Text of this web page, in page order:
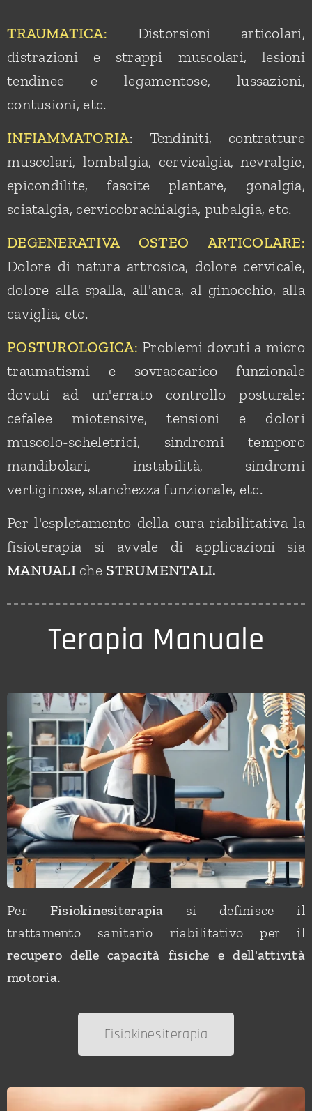
TRAUMATICA:
Distorsioni articolari,
distrazioni e strappi muscolari, lesioni
tendinee e legamentose, lussazioni,
contusioni, etc.
INFIAMMATORIA:
Tendiniti, contratture
muscolari, lombalgia, cervicalgia, nevralgie,
epicondilite, fascite plantare, gonalgia,
sciatalgia, cervicobrachialgia, pubalgia, etc.
DEGENERATIVA OSTEO ARTICOLARE:
Dolore di natura artrosica, dolore cervicale,
dolore alla spalla, all'anca, al ginocchio, alla
caviglia, etc.
POSTUROLOGICA: Problemi dovuti a micro
traumatismi e sovraccarico funzionale
dovuti ad un'errato controllo posturale:
cefalee miotensive, tensioni e dolori
muscolo-scheletrici, sindromi temporo
mandibolari, instabilità, sindromi
vertiginose, stanchezza funzionale, etc.
Per l'espletamento della cura riabilitativa la
fisioterapia si avvale di applicazioni
sia
MANUALI che STRUMENTALI.
Terapia Manuale
Per Fisiokinesiterapia si definisce il
trattamento sanitario riabilitativo per il
recupero delle capacità fisiche e dell'attività
motoria.
Fisiokinesiterapia